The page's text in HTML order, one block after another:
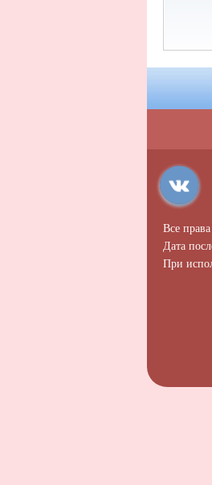
Все
Дата
При